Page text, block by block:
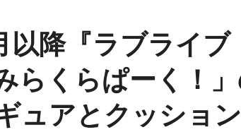
降『ラブライブ
らくらぱーく！
ュアとクッショ